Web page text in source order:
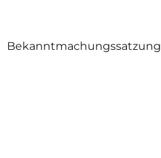
Bekanntmachungssatzung